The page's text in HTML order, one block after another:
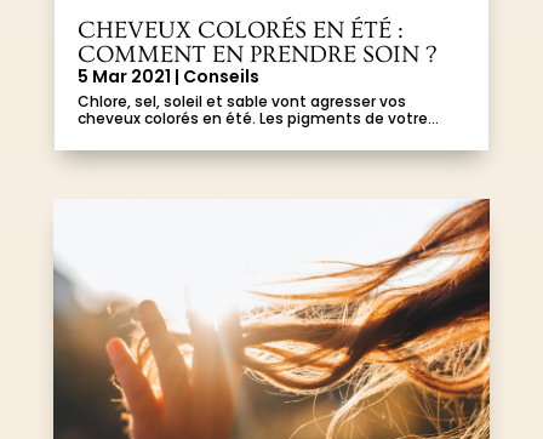
CHEVEUX COLORÉS EN ÉTÉ :
COMMENT EN PRENDRE SOIN ?
5 Mar 2021 | Conseils
Chlore, sel, soleil et sable vont agresser vos
cheveux colorés en été. Les pigments de votre...